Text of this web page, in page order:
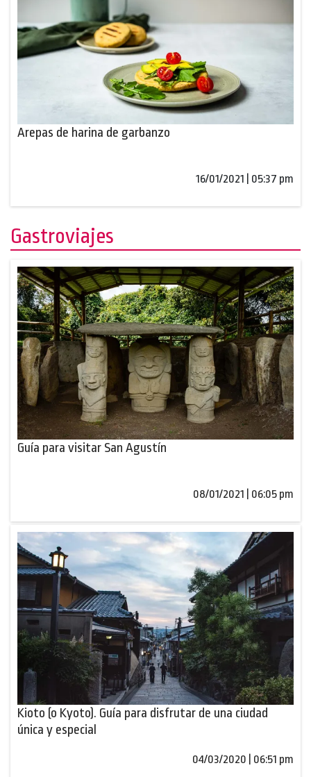
Arepas de harina de garbanzo
16/01/2021 | 05:37 pm
Gastroviajes
Guía para visitar San Agustín
08/01/2021 | 06:05 pm
Kioto (o Kyoto). Guía para disfrutar de una ciudad
única y especial
04/03/2020 | 06:51 pm